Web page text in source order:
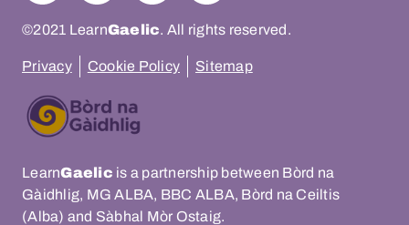
©2021 LearnGaelic. All rights reserved.
Privacy Cookie Policy Sitemap
LearnGaelic is a partnership between Bòrd na
Gàidhlig, MG ALBA, BBC ALBA, Bòrd na Ceiltis
(Alba) and Sàbhal Mòr Ostaig.